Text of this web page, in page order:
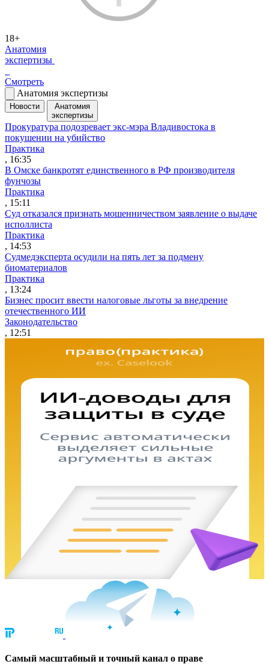
18+
Анатомия
экспертизы
Смотреть
Анатомия экспертизы
Новости
Анатомия
экспертизы
Прокуратура подозревает экс-мэра Владивостока в
покушении на убийство
Практика
, 16:35
В Омске банкротят единственного в РФ производителя
фунчозы
Практика
, 15:11
Суд отказался признать мошенничеством заявление о выдаче
исполлиста
Практика
, 14:53
Судмедэксперта осудили на пять лет за подмену
биоматериалов
Практика
, 13:24
Бизнес просит ввести налоговые льготы за внедрение
отечественного ИИ
Законодательство
, 12:51
Cамый масштабный и точный канал о праве